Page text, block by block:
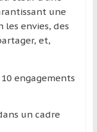
une
les envies, des
et,
engagements
un cadre